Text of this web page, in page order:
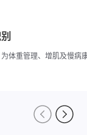
体重管理、增肌及慢病